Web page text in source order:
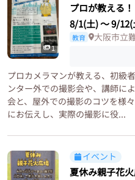
1
プロが教える
8/1(土)〜9/12(
教育 大阪市立
プロカメラマンが教える、初級
ンター外での撮影会や、講師に
会と、屋外での撮影のコツを様
にお伝えし、実際の撮影に役...
イベント
夏休み親子花